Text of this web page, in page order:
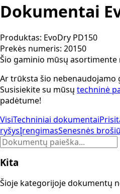
Dokumentai
Produktas: EvoDry PD150
Prekės numeris: 20150
Šio gaminio mūsų asortimente
Ar trūksta šio nebenaudojamo
Susisiekite su mūsų techninė
padėtume!
VisiTechniniai dokumentai
ryšysĮrengimasSenesnės
Dokumentų
paieška
Kita
Šioje kategorijoje dokumentų